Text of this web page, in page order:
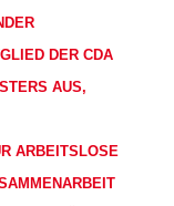
DER CDA
AUS,
ARBEITSLOSE